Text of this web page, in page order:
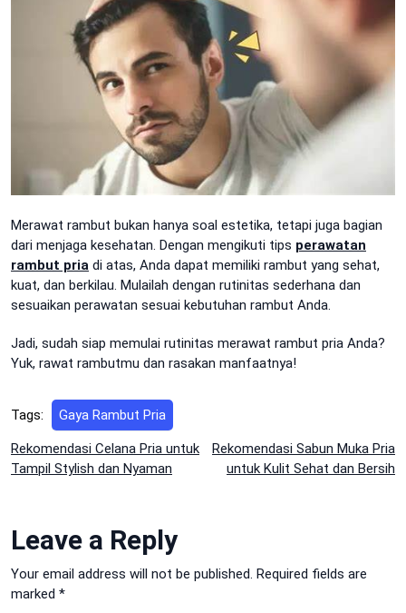
Merawat rambut bukan hanya soal estetika, tetapi juga bagian
dari menjaga kesehatan. Dengan mengikuti tips perawatan
rambut pria di atas, Anda dapat memiliki rambut yang sehat,
kuat, dan berkilau. Mulailah dengan rutinitas sederhana dan
sesuaikan perawatan sesuai kebutuhan rambut Anda.
Jadi, sudah siap memulai rutinitas merawat rambut pria Anda?
Yuk, rawat rambutmu dan rasakan manfaatnya!
Tags: Gaya Rambut Pria
Post
navigation
Rekomendasi Celana Pria untuk
Tampil Stylish dan Nyaman
Rekomendasi Sabun Muka Pria
untuk Kulit Sehat dan Bersih
Leave a Reply
Your email address will not be published. Required fields are
marked *